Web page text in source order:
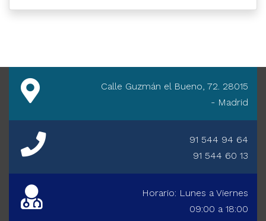
Calle Guzmán el Bueno, 72. 28015
- Madrid
91 544 94 64
91 544 60 13
Horario: Lunes a Viernes
09:00 a 18:00